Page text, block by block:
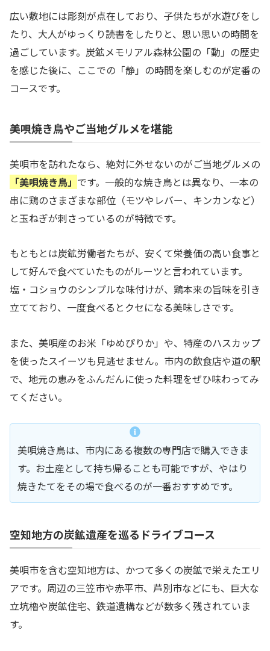
広い敷地には彫刻が点在しており、子供たちが水遊びをし
たり、大人がゆっくり読書をしたりと、思い思いの時間を
過ごしています。炭鉱メモリアル森林公園の「動」の歴史
を感じた後に、ここでの「静」の時間を楽しむのが定番の
コースです。
美唄焼き鳥やご当地グルメを堪能
美唄市を訪れたなら、絶対に外せないのがご当地グルメの
「美唄焼き鳥」 です。一般的な焼き鳥とは異なり、一本の
串に鶏のさまざまな部位（モツやレバー、キンカンなど）
と玉ねぎが刺さっているのが特徴です。
もともとは炭鉱労働者たちが、安くて栄養価の高い食事と
して好んで食べていたものがルーツと言われています。
塩・コショウのシンプルな味付けが、鶏本来の旨味を引き
立てており、一度食べるとクセになる美味しさです。
また、美唄産のお米「ゆめぴりか」や、特産のハスカップ
を使ったスイーツも見逃せません。市内の飲食店や道の駅
で、地元の恵みをふんだんに使った料理をぜひ味わってみ
てください。
美唄焼き鳥は、市内にある複数の専門店で購入できま
す。お土産として持ち帰ることも可能ですが、やはり
焼きたてをその場で食べるのが一番おすすめです。
空知地方の炭鉱遺産を巡るドライブコース
美唄市を含む空知地方は、かつて多くの炭鉱で栄えたエリ
アです。周辺の三笠市や赤平市、芦別市などにも、巨大な
立坑櫓や炭鉱住宅、鉄道遺構などが数多く残されていま
す。